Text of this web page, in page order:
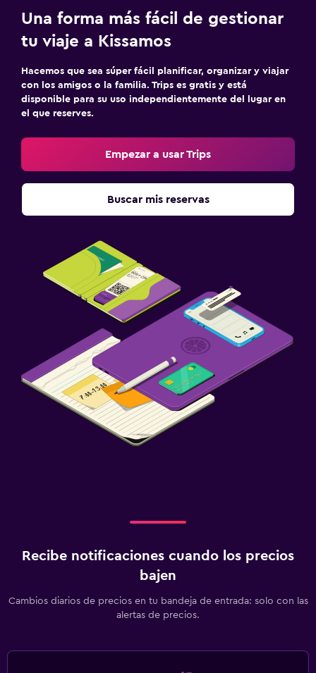
Botiquín de primeros auxilios
Caja fuerte
Ideal para familias
Cuna/cama nido disponibles
Buffet infantil
Parque infantil
Zona de trabajo
Escritorio
Una forma más fácil de gestionar
tu viaje a Kissamos
Hacemos que sea súper fácil planificar, organizar y viajar
con los amigos o la familia. Trips es gratis y está
disponible para su uso independientemente del lugar en
el que reserves.
Empezar a usar Trips
Buscar mis reservas
Recibe notificaciones cuando los precios
bajen
Cambios diarios de precios en tu bandeja de entrada: solo con las
alertas de precios.